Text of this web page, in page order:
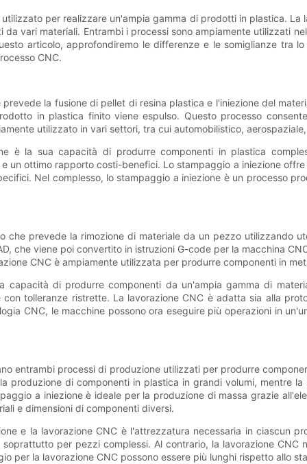
per realizzare un'ampia gamma di prodotti in plastica.
vari materiali. Entrambi i processi sono ampiamente utilizzati
articolo, approfondiremo le differenze e le somiglianze tra
CNC.
la fusione di pellet di resina plastica e l'iniezione del
in plastica finito viene espulso. Questo processo
utilizzato in vari settori, tra cui automobilistico,
è la sua capacità di produrre componenti in plastica
un ottimo rapporto costi-benefici. Lo stampaggio a iniezione
Nel complesso, lo stampaggio a iniezione è un processo
che prevede la rimozione di materiale da un pezzo utilizzando
che viene poi convertito in istruzioni G-code per la macchina
CNC è ampiamente utilizzata per produrre componenti in
capacità di produrre componenti da un'ampia gamma di
tolleranze ristrette. La lavorazione CNC è adatta sia alla
CNC, le macchine possono ora eseguire più operazioni in
entrambi processi di produzione utilizzati per produrre
produzione di componenti in plastica in grandi volumi, mentre
a iniezione è ideale per la produzione di massa grazie
e dimensioni di componenti diversi.
e la lavorazione CNC è l'attrezzatura necessaria in ciascun
per pezzi complessi. Al contrario, la lavorazione
per la lavorazione CNC possono essere più lunghi rispetto allo